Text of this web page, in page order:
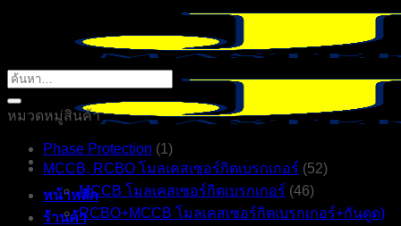
เนื้อหา
หน้าหลัก
ร้านค้า
ค้นหา:
หมวดหมู่สินค้า
Phase Protection (1)
MCCB, RCBO โมลเคสเซอร์กิตเบรกเกอร์ (52)
MCCB โมลเคสเซอร์กิตเบรกเกอร์ (46)
RCBO+MCCB โมลเคสเซอร์กิตเบรกเกอร์+กันดูด)